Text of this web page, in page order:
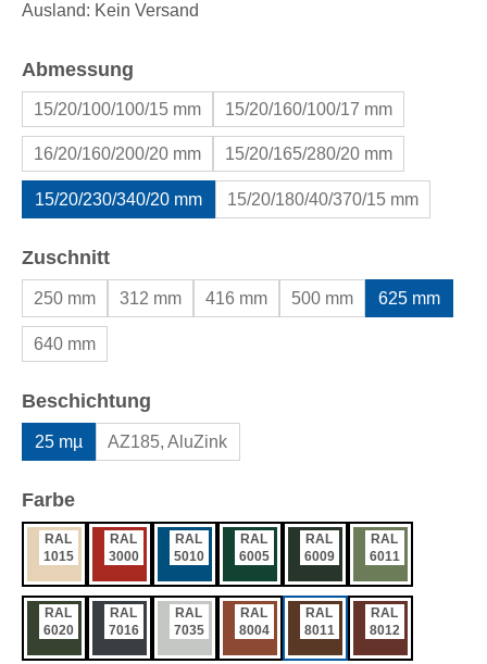
Ausland: Kein Versand
Abmessung
15/20/100/100/15 mm 15/20/160/100/17 mm
16/20/160/200/20 mm 15/20/165/280/20 mm
15/20/230/340/20 mm 15/20/180/40/370/15 mm
Zuschnittauswählen
250 mm 312 mm 416 mm 500 mm 625 mm
640 mm
Beschichtung
25 mµ AZ185, AluZink
Farbeauswählen
RAL
1015
RAL
3000
RAL
5010
RAL
6005
RAL
6009
RAL
6011
RAL
6020
RAL
7016
RAL
7035
RAL
8004
RAL
8011
RAL
8012